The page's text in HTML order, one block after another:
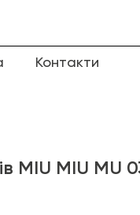
Контакти
MIU MIU MU